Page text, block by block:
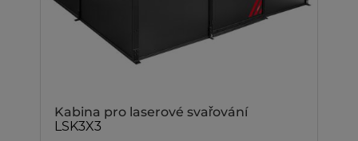
Kabina pro laserové svařování
LSK3X3